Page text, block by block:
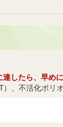
達したら、早め
）、不活化ポリ